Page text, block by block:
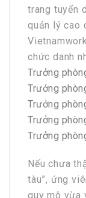
trang tuyển
quản lý cao
chức danh
Trưởng
Trưởng
Trưởng
Trưởng
Trưởng
Nếu chưa
tàu”, ứng
quy mô vừa